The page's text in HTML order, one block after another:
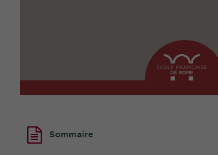
Sommaire